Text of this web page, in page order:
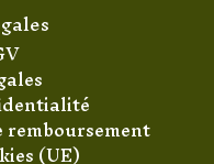
(UE)